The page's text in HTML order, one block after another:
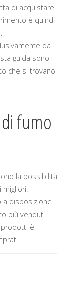
di acquistare
è quindi
da
guida sono
che si trovano
fumo
la possibilità
a disposizione
più venduti
è